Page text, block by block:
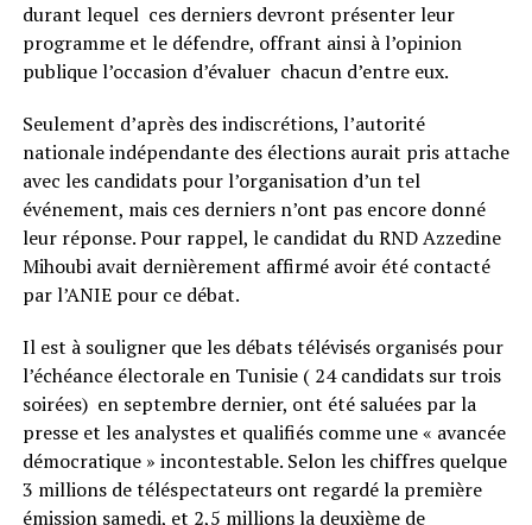
durant lequel ces derniers devront présenter leur
programme et le défendre, offrant ainsi à l’opinion
publique l’occasion d’évaluer chacun d’entre eux.
Seulement d’après des indiscrétions, l’autorité
nationale indépendante des élections aurait pris attache
avec les candidats pour l’organisation d’un tel
événement, mais ces derniers n’ont pas encore donné
leur réponse. Pour rappel, le candidat du RND Azzedine
Mihoubi avait dernièrement affirmé avoir été contacté
par l’ANIE pour ce débat.
Il est à souligner que les débats télévisés organisés pour
l’échéance électorale en Tunisie ( 24 candidats sur trois
soirées) en septembre dernier, ont été saluées par la
presse et les analystes et qualifiés comme une « avancée
démocratique » incontestable. Selon les chiffres quelque
3 millions de téléspectateurs ont regardé la première
émission samedi, et 2,5 millions la deuxième de